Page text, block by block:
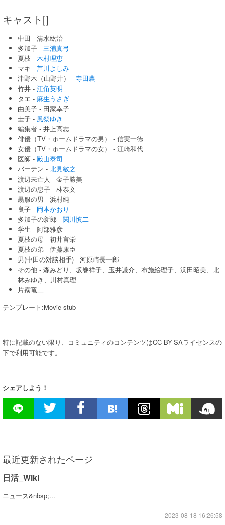
キャスト[]
中田 - 清水紘治
多加子 - 三浦真弓
夏枝 - 木村理恵
マキ - 芦川よしみ
津野木（山野井） - 寺田農
竹井 - 江角英明
タエ - 麻生うさぎ
由美子 - 田家幸子
圭子 - 風祭ゆき
編集者 - 井上高志
俳優（TV・ホームドラマの男） - 信実一徳
女優（TV・ホームドラマの女） - 江崎和代
医師 - 殿山泰司
バーテン - 北見敏之
渡辺未亡人 - 金子勝美
渡辺の息子 - 林泰文
黒服の男 - 浜村純
良子 - 岡本かおり
多加子の新郎 - 関川慎二
学生 - 阿部雅彦
夏枝の母 - 初井言栄
夏枝の弟 - 伊藤康臣
男(中田の対談相手) - 河原崎長一郎
その他 - 森みどり、坂巻祥子、玉井謙介、布施絵理子、浜田昭美、北
林みゆき、川村真理
片霧竜二
テンプレート:Movie-stub
特に記載のない限り、コミュニティのコンテンツはCC BY-SAライセンスの
下で利用可能です。
シェアしよう！
最近更新されたページ
日活_Wiki
ニュース&nbsp;...
2023-08-18 16:26:58